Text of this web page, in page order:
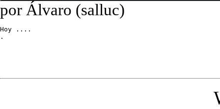
por Álvaro (salluc)
Hoy ....
.